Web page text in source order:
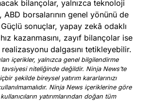
bilançolar, yalnızca teknoloji
borsalarının genel yönünü de
sonuçlar, yapay zekâ odaklı
kazanmasını, zayıf bilançolar ise
dalgasını tetikleyebilir.
içerikler, yalnızca genel bilgilendirme
tavsiyesi niteliğinde değildir. Ninja News’te
şekilde bireysel yatırım kararlarınızı
Ninja News içeriklerine göre
yatırımlarından doğan tüm